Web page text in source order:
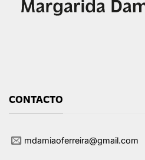
CONTACTO
mdamiaoferreira@gmail.com